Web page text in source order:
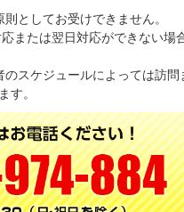
としてお受けできません。
または翌日対応ができない場
スケジュールによっては訪問
す。